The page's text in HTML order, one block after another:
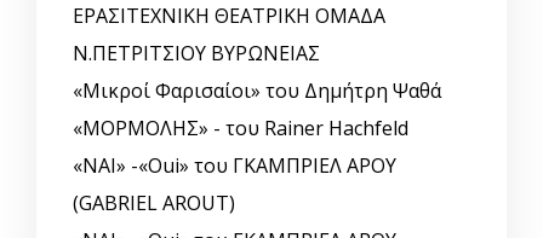
ΕΡΑΣΙΤΕΧΝΙΚΗ ΘΕΑΤΡΙΚΗ ΟΜΑΔΑ
Ν.ΠΕΤΡΙΤΣΙΟΥ ΒΥΡΩΝΕΙΑΣ
«Μικροί Φαρισαίοι» του Δημήτρη Ψαθά
«ΜΟΡΜΟΛΗΣ» - του Rainer Hachfeld
«ΝΑΙ» -«Oui» του ΓΚΑΜΠΡΙΕΛ ΑΡΟΥ
(GABRIEL AROUT)